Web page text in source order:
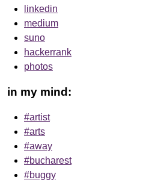
linkedin
medium
suno
hackerrank
photos
in my mind:
#artist
#arts
#away
#bucharest
#buggy